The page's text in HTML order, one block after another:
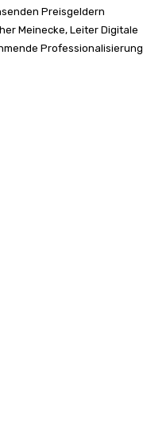
Preisgeldern
Meinecke, Leiter Digitale
Professionalisierung